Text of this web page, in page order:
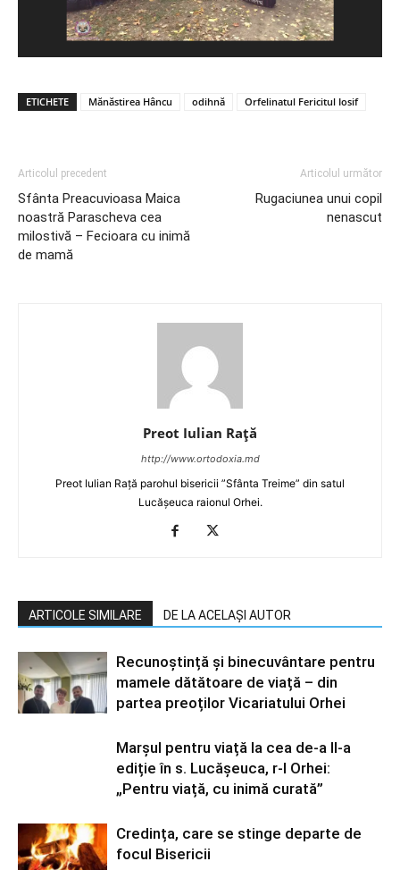
ETICHETE Mănăstirea Hâncu odihnă Orfelinatul Fericitul Iosif
Articolul precedent
Sfânta Preacuvioasa Maica
noastră Parascheva cea
milostivă – Fecioara cu inimă
de mamă
Articolul următor
Rugaciunea unui copil
nenascut
Preot Iulian Raţă
http://www.ortodoxia.md
Preot Iulian Rață parohul bisericii ”Sfânta Treime” din satul
Lucășeuca raionul Orhei.
ARTICOLE SIMILARE DE LA ACELAȘI AUTOR
Recunoștință și binecuvântare pentru
mamele dătătoare de viață – din
partea preoților Vicariatului Orhei
Marșul pentru viață la cea de-a II-a
ediție în s. Lucășeuca, r-l Orhei:
„Pentru viață, cu inimă curată”
Credința, care se stinge departe de
focul Bisericii